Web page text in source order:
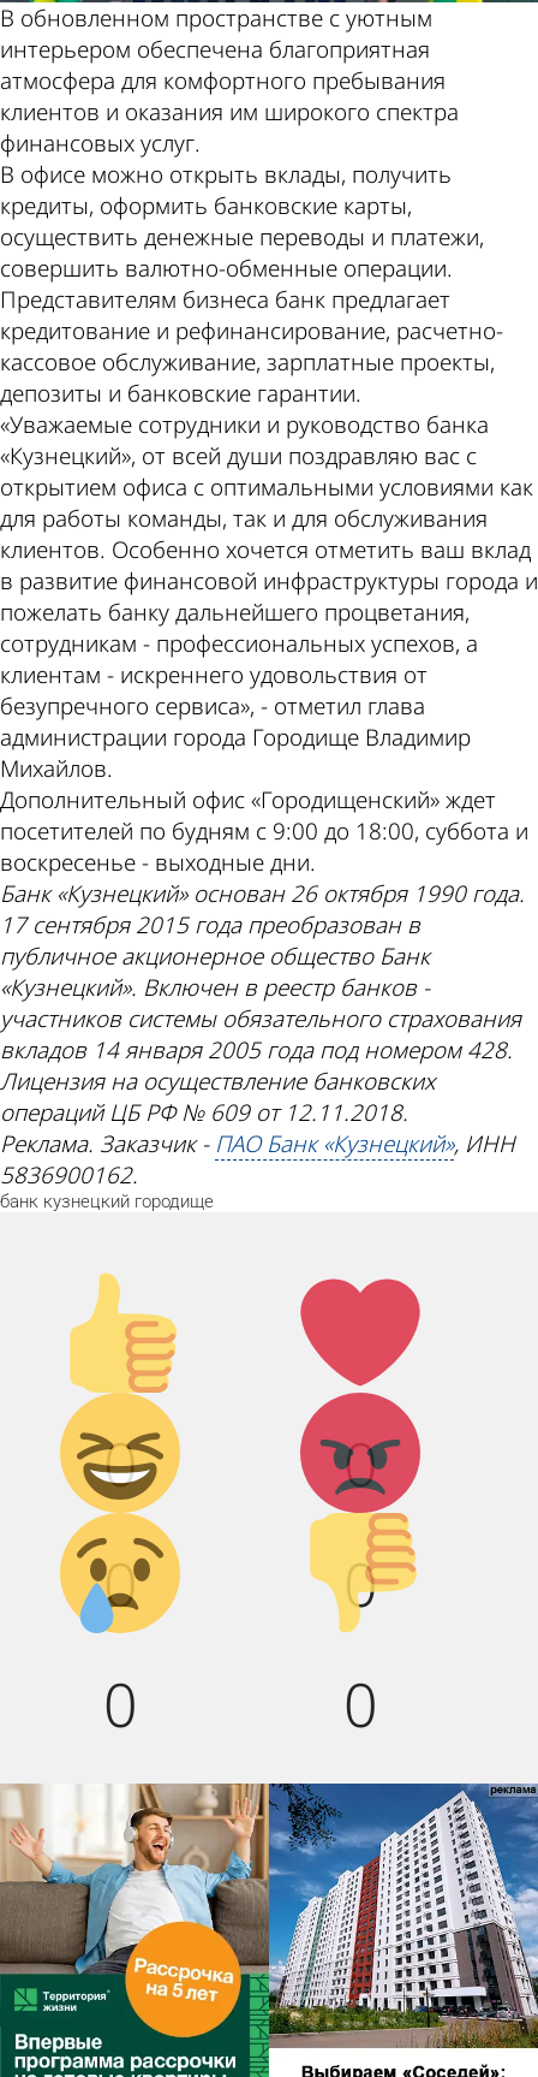
В обновленном пространстве с уютным
интерьером обеспечена благоприятная
атмосфера для комфортного пребывания
клиентов и оказания им широкого спектра
финансовых услуг.
В офисе можно открыть вклады, получить
кредиты, оформить банковские карты,
осуществить денежные переводы и платежи,
совершить валютно-обменные операции.
Представителям бизнеса банк предлагает
кредитование и рефинансирование, расчетно-
кассовое обслуживание, зарплатные проекты,
депозиты и банковские гарантии.
«Уважаемые сотрудники и руководство банка
«Кузнецкий», от всей души поздравляю вас с
открытием офиса с оптимальными условиями как
для работы команды, так и для обслуживания
клиентов. Особенно хочется отметить ваш вклад
в развитие финансовой инфраструктуры города и
пожелать банку дальнейшего процветания,
сотрудникам - профессиональных успехов, а
клиентам - искреннего удовольствия от
безупречного сервиса», - отметил глава
администрации города Городище Владимир
Михайлов.
Дополнительный офис «Городищенский» ждет
посетителей по будням с 9:00 до 18:00, суббота и
воскресенье - выходные дни.
Банк «Кузнецкий» основан 26 октября 1990 года.
17 сентября 2015 года преобразован в
публичное акционерное общество Банк
«Кузнецкий». Включен в реестр банков -
участников системы обязательного страхования
вкладов 14 января 2005 года под номером 428.
Лицензия на осуществление банковских
операций ЦБ РФ № 609 от 12.11.2018.
Реклама. Заказчик - ПАО Банк «Кузнецкий», ИНН
5836900162.
банк кузнецкий городище
Палец
вверх!
0
Лайк!
0
Дикий
смех!
0
Агрессия!
0
Грусть :(
0
Палец
вниз!
0